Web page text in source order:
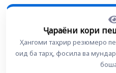
Ҷараёни кори
Ҳангоми таҳрир резюмеро
оид ба тарҳ, фосила ва